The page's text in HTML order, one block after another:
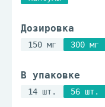
Дозировка
150 мг 300 мг
В упаковке
14 шт. 56 шт.